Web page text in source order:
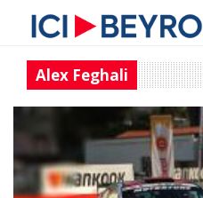
Alex Feghali